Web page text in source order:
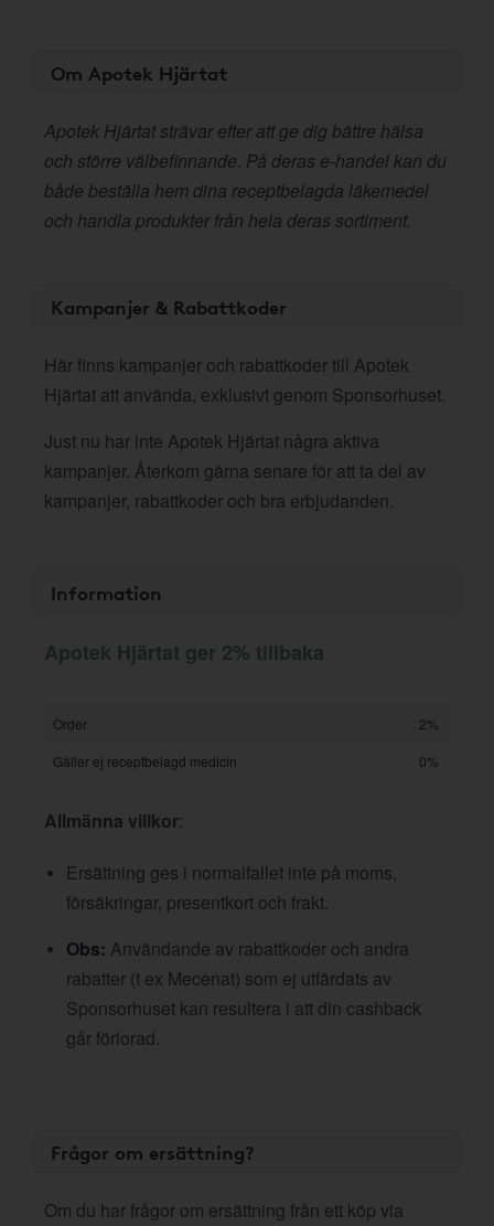
Om Apotek Hjärtat
Apotek Hjärtat strävar efter att ge dig bättre hälsa
och större välbefinnande. På deras e-handel kan du
både beställa hem dina receptbelagda läkemedel
och handla produkter från hela deras sortiment.
Kampanjer & Rabattkoder
Här finns kampanjer och rabattkoder till Apotek
Hjärtat att använda, exklusivt genom Sponsorhuset.
Just nu har inte Apotek Hjärtat några aktiva
kampanjer. Återkom gärna senare för att ta del av
kampanjer, rabattkoder och bra erbjudanden.
Information
Apotek Hjärtat ger 2% tillbaka
Order
2%
Gäller ej receptbelagd medicin
0%
Allmänna villkor:
Ersättning ges i normalfallet inte på moms,
försäkringar, presentkort och frakt.
Obs: Användande av rabattkoder och andra
rabatter (t ex Mecenat) som ej utfärdats av
Sponsorhuset kan resultera i att din cashback
går förlorad.
Frågor om ersättning?
Om du har frågor om ersättning från ett köp via